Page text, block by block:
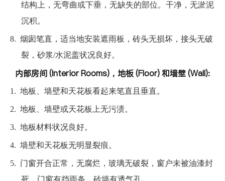
结构上，无弯曲或下垂，无缺失的部位。干净，无淤泥
沉积。
8. 烟囱笔直，适当地安装遮雨板，砖头无损坏，接头无破
裂，砂浆/水泥盖状况良好。
内部房间 (Interior Rooms)，地板 (Floor) 和墙壁 (Wall):
1. 地板、墙壁和天花板看起来笔直且垂直。
2. 地板、墙壁或天花板上无污渍。
3. 地板材料状况良好。
4. 墙壁和天花板无明显裂痕。
5. 门窗开合正常，无腐烂，玻璃无破裂，窗户未被油漆封
死，门窗有挡雨条，砖墙有透气孔。